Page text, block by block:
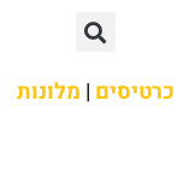
כרטיסים | מלונות